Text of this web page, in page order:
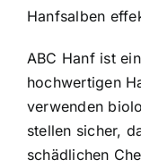
Hanfsalben
ABC Hanf ist
hochwertigen
verwenden
stellen sicher,
schädlichen